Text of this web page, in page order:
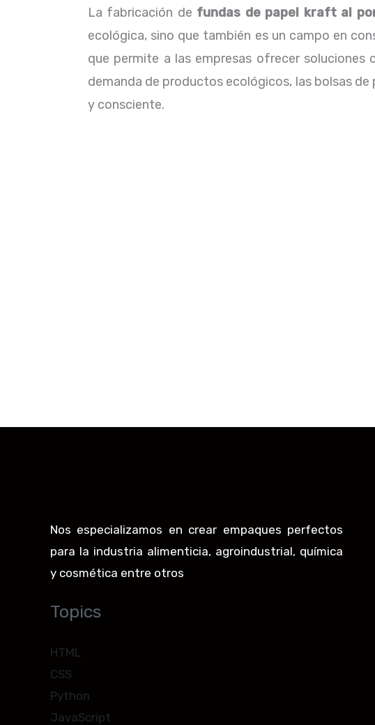
La fabricación de fundas de papel kraft al
ecológica, sino que también es un campo en
que permite a las empresas ofrecer soluciones
demanda de productos ecológicos, las bolsas
y consciente.
Nos especializamos en crear empaques perfectos
para la industria alimenticia, agroindustrial, química
y cosmética entre otros
Topics
HTML
CSS
Python
JavaScript